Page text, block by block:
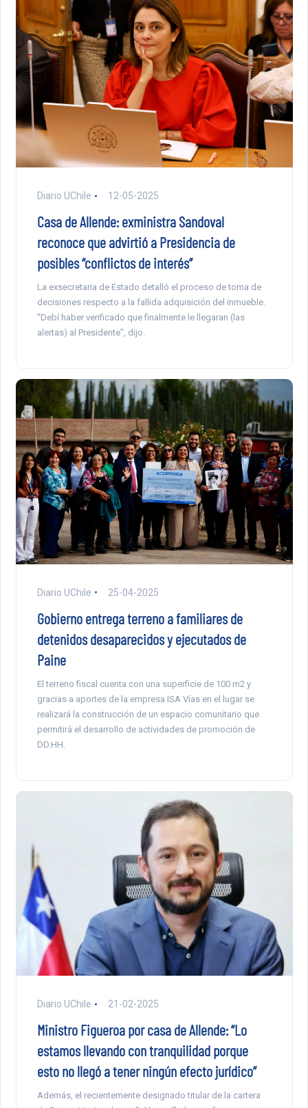
Diario UChile 12-05-2025
Casa de Allende: exministra Sandoval
reconoce que advirtió a Presidencia de
posibles “conflictos de interés”
La exsecretaria de Estado detalló el proceso de toma de
decisiones respecto a la fallida adquisición del inmueble.
“Debí haber verificado que finalmente le llegaran (las
alertas) al Presidente”, dijo.
Diario UChile 25-04-2025
Gobierno entrega terreno a familiares de
detenidos desaparecidos y ejecutados de
Paine
El terreno fiscal cuenta con una superficie de 100 m2 y
gracias a aportes de la empresa ISA Vías en el lugar se
realizará la construcción de un espacio comunitario que
permitirá el desarrollo de actividades de promoción de
DD.HH.
Diario UChile 21-02-2025
Ministro Figueroa por casa de Allende: “Lo
estamos llevando con tranquilidad porque
esto no llegó a tener ningún efecto jurídico”
Además, el recientemente designado titular de la cartera